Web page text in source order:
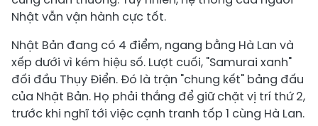
Nhật vẫn vận hành cực tốt.
Nhật Bản đang có 4 điểm, ngang bằng Hà Lan và
xếp dưới vì kém hiệu số. Lượt cuối, "Samurai xanh"
đối đầu Thụy Điển. Đó là trận "chung kết" bảng đấu
của Nhật Bản. Họ phải thắng để giữ chặt vị trí thứ 2,
trước khi nghĩ tới việc cạnh tranh tốp 1 cùng Hà Lan.